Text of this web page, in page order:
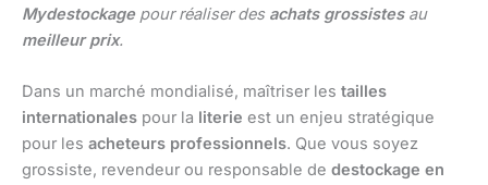
Mydestockagepour réaliser des achats grossistesau
meilleur prix.
Dans un marché mondialisé, maîtriser les tailles
internationales pour la literie est un enjeu stratégique
pour les acheteurs professionnels. Que vous soyez
grossiste, revendeur ou responsable de destockage en